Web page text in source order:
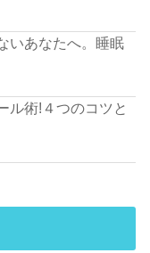
いあなたへ。睡眠
ル術!４つのコツと